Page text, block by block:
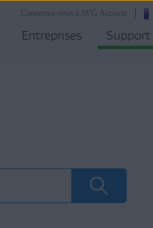
Connectez-vous à AVG Account
Entreprises Support